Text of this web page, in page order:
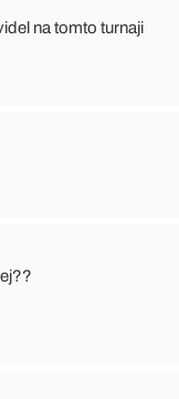
na tomto turnaji